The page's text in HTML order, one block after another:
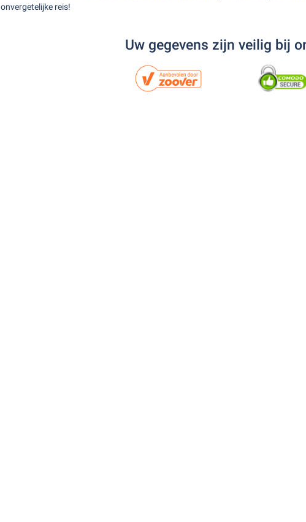
onvergetelijke reis!
Uw gegevens zijn veilig bij